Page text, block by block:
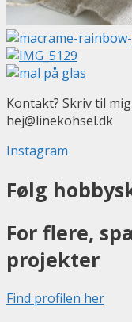
Kontakt? Skriv til
hej@linekohsel.dk
Instagram
Følg
For flere,
projekter
Find profilen her